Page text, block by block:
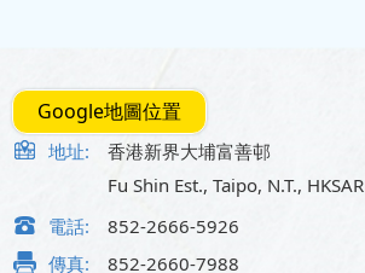
Google地圖位置
地址:
香港新界大埔富善邨
Fu Shin Est., Taipo, N.T., HKSAR
電話:
852-2666-5926
傳真:
852-2660-7988